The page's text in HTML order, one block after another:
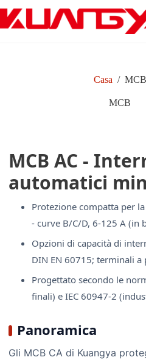
contenuto
Casa / MCB
MCB
MCB AC -
automatici
Protezione compatta per
- curve B/C/D, 6-125 A (in
Opzioni di capacità di
DIN EN 60715; terminali a
Progettato secondo le
finali) e IEC 60947-2
Panoramica
Gli MCB CA di Kuangya